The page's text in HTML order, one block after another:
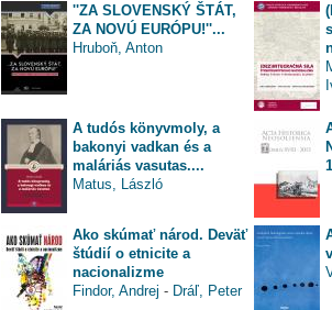
''ZA SLOVENSKÝ ŠTÁT,
ZA NOVÚ EURÓPU!''...
Hruboň, Anton
A tudós könyvmoly, a
bakonyi vadkan és a
maláriás vasutas....
Matus, László
Ako skúmať národ. Deväť
štúdií o etnicite a
nacionalizme
Findor, Andrej - Dráľ, Peter